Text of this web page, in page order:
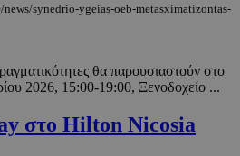
synedrio-ygeias-oeb-metasximatizontas-
θα παρουσιαστούν στο
2026, 15:00-19:00, Ξενοδοχείο ...
στο Hilton Nicosia